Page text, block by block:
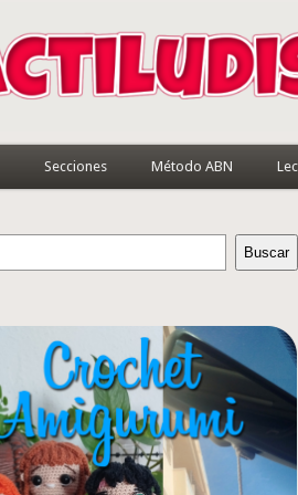
Secciones Método ABN
Buscar